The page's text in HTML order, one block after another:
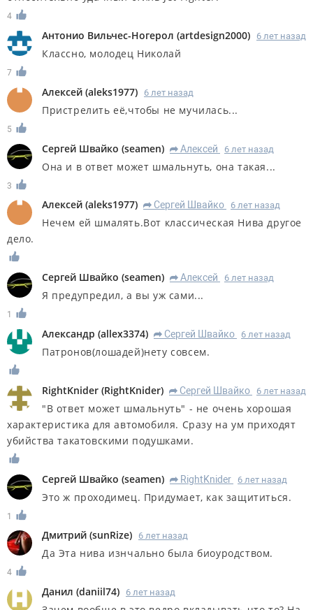
4
Антонио Вильчес-Ногерол (artdesign2000) 6 лет назад
Классно, молодец Николай
7
Алексей (aleks1977) 6 лет назад
Пристрелить её,чтобы не мучилась...
5
Сергей Швайко (seamen) R Алексей 6 лет назад
Она и в ответ может шмальнуть, она такая...
3
Алексей (aleks1977) R Сергей Швайко 6 лет назад
Нечем ей шмалять.Вот классическая Нива другое
дело.
Сергей Швайко (seamen) R Алексей 6 лет назад
Я предупредил, а вы уж сами...
1
Александр (allex3374) R Сергей Швайко 6 лет назад
Патронов(лошадей)нету совсем.
RightKnider (RightKnider) R Сергей Швайко 6 лет назад
"В ответ может шмальнуть" - не очень хорошая
характеристика для автомобиля. Сразу на ум приходят
убийства такатовскими подушками.
Сергей Швайко (seamen) R RightKnider 6 лет назад
Это ж проходимец. Придумает, как защититься.
1
Дмитрий (sunRize) 6 лет назад
Да Эта нива изнчально была биоуродством.
4
Данил (daniil74) 6 лет назад